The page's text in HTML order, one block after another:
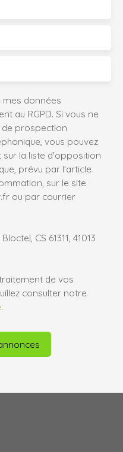
données
au RGPD. Si vous ne
prospection
vous pouvez
la liste d'opposition
prévu par l'article
sur le site
ou par courrier
CS 61311, 41013
de vos
consulter notre
.